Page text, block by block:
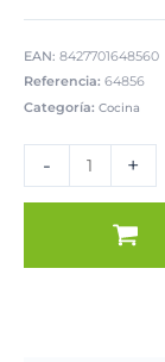
EAN: 8427701648560
Referencia: 64856
Categoría: Cocina
-
COCINA
cantidad
+